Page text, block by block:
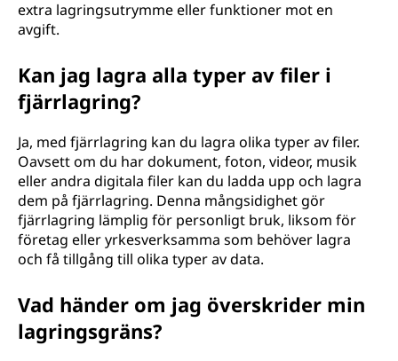
extra lagringsutrymme eller funktioner mot en
avgift.
Kan jag lagra alla typer av filer i
fjärrlagring?
Ja, med fjärrlagring kan du lagra olika typer av filer.
Oavsett om du har dokument, foton, videor, musik
eller andra digitala filer kan du ladda upp och lagra
dem på fjärrlagring. Denna mångsidighet gör
fjärrlagring lämplig för personligt bruk, liksom för
företag eller yrkesverksamma som behöver lagra
och få tillgång till olika typer av data.
Vad händer om jag överskrider min
lagringsgräns?